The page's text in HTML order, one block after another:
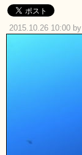
2015.10.26 10:00 by